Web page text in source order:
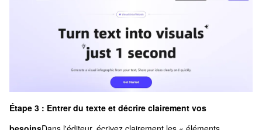
Étape 3 : Entrer du texte et décrire clairement vos